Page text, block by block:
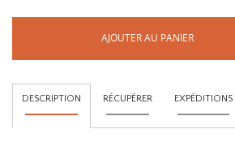
AJOUTER AU PANIER
DESCRIPTION RÉCUPÉRER EXPÉDITIONS